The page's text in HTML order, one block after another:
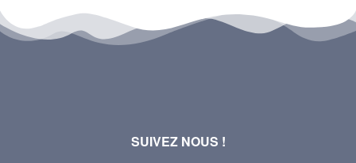
SUIVEZ NOUS !